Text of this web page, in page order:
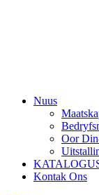
Nuus
Oor
Kontak Ons